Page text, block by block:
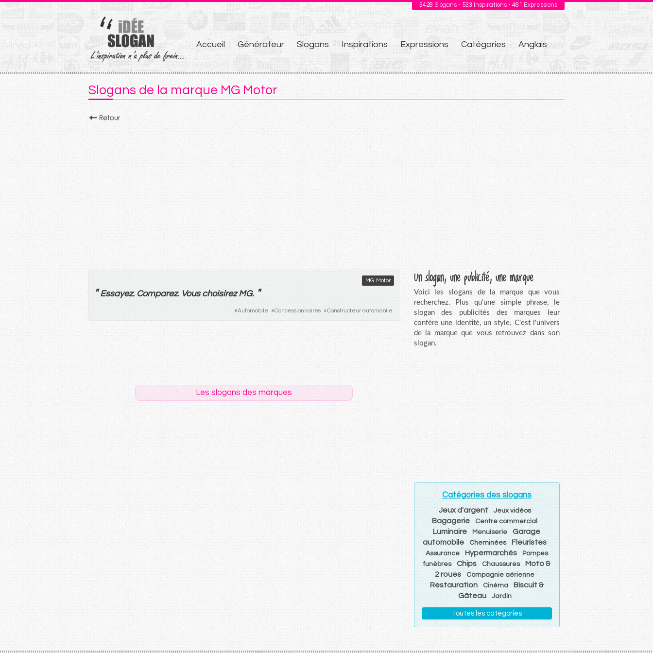
3428 Slogans - 533 Inspirations - 481 Expressions
Aller
au
contenu
Accueil Générateur Slogans Inspirations Expressions Catégories Anglais
Slogans de la marque MG Motor
MG Motor
" Essayez. Comparez. Vous choisirezMG. "
#Automobile #Concessionnaires #Constructeur automobile
Les slogans des marques
Un slogan, une publicité, une marque
Voici les slogans de la marque que vous
recherchez. Plus qu'une simple phrase, le
slogan des publicités des marques leur
confère une identité, un style. C'est l'univers
de la marque que vous retrouvez dans son
slogan.
Catégories des slogans
Jeux d'argent Jeux vidéos
Bagagerie Centre commercial
Luminaire Menuiserie
Garage
automobile
Cheminées Fleuristes
Assurance Hypermarchés
Pompes
funèbres
Chips Chaussures
Moto &
2 roues
Compagnie aérienne
Restauration Cinéma
Biscuit &
Gâteau
Jardin
Toutes les catégories